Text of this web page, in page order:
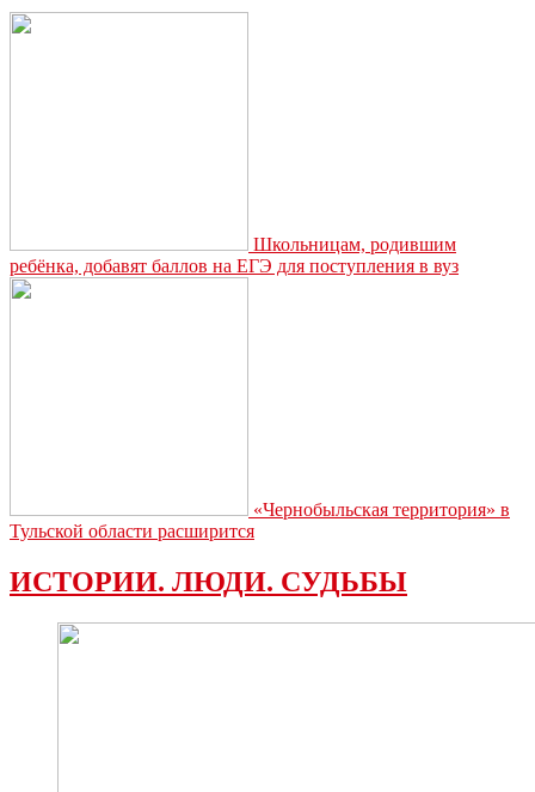
Школьницам, родившим
ребёнка, добавят баллов на ЕГЭ для поступления в вуз
«Чернобыльская территория» в
Тульской области расширится
ИСТОРИИ. ЛЮДИ. СУДЬБЫ